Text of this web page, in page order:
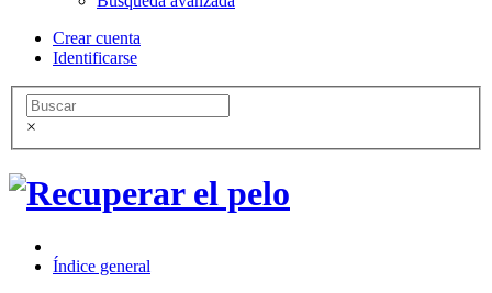
Crear cuenta
Identificarse
×
Índice general